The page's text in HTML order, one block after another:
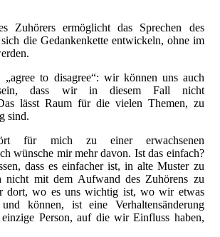
Zuhörers ermöglicht das Sprechen des
die Gedankenkette entwickeln, ohne im
to disagree“: wir können uns auch
dass wir in diesem Fall nicht
lässt Raum für die vielen Themen, zu
sind.
für mich zu einer erwachsenen
wünsche mir mehr davon. Ist das einfach?
dass es einfacher ist, in alte Muster zu
nicht mit dem Aufwand des Zuhörens zu
dort, wo es uns wichtig ist, wo wir etwas
können, ist eine Verhaltensänderung
Person, auf die wir Einfluss haben,